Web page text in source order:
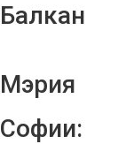
Балкан
Мэрия
Софии: